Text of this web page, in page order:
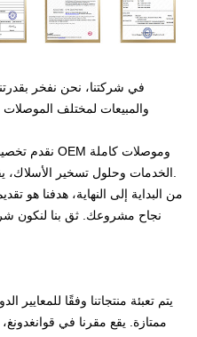
والمبيعات لمختلف الموصلات
نجاح مشروعك. ثق بنا لنكون
يتم تعبئة منتجاتنا وفقًا
ممتازة. يقع مقرنا في